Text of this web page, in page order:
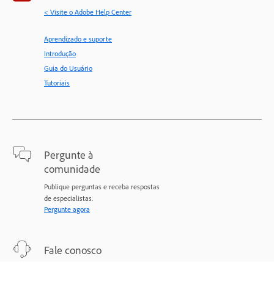
< Visite o Adobe Help Center
Aprendizado e suporte
Introdução
Guia do Usuário
Tutoriais
Pergunte à
comunidade
Publique perguntas e receba respostas
de especialistas.
Pergunte agora
Fale conosco